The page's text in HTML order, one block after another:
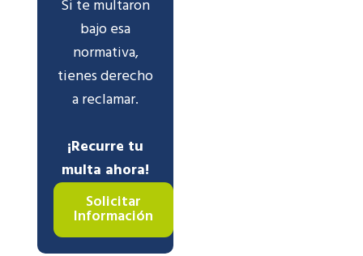
Si te multaron
bajo esa
normativa,
tienes derecho
a reclamar.
¡Recurre tu
multa ahora!
Solicitar
Información